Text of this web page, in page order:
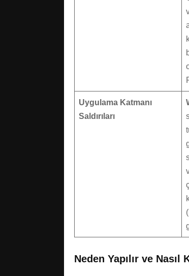
Uygulama Katmanı
Saldırıları
Neden Yapılır ve Nasıl